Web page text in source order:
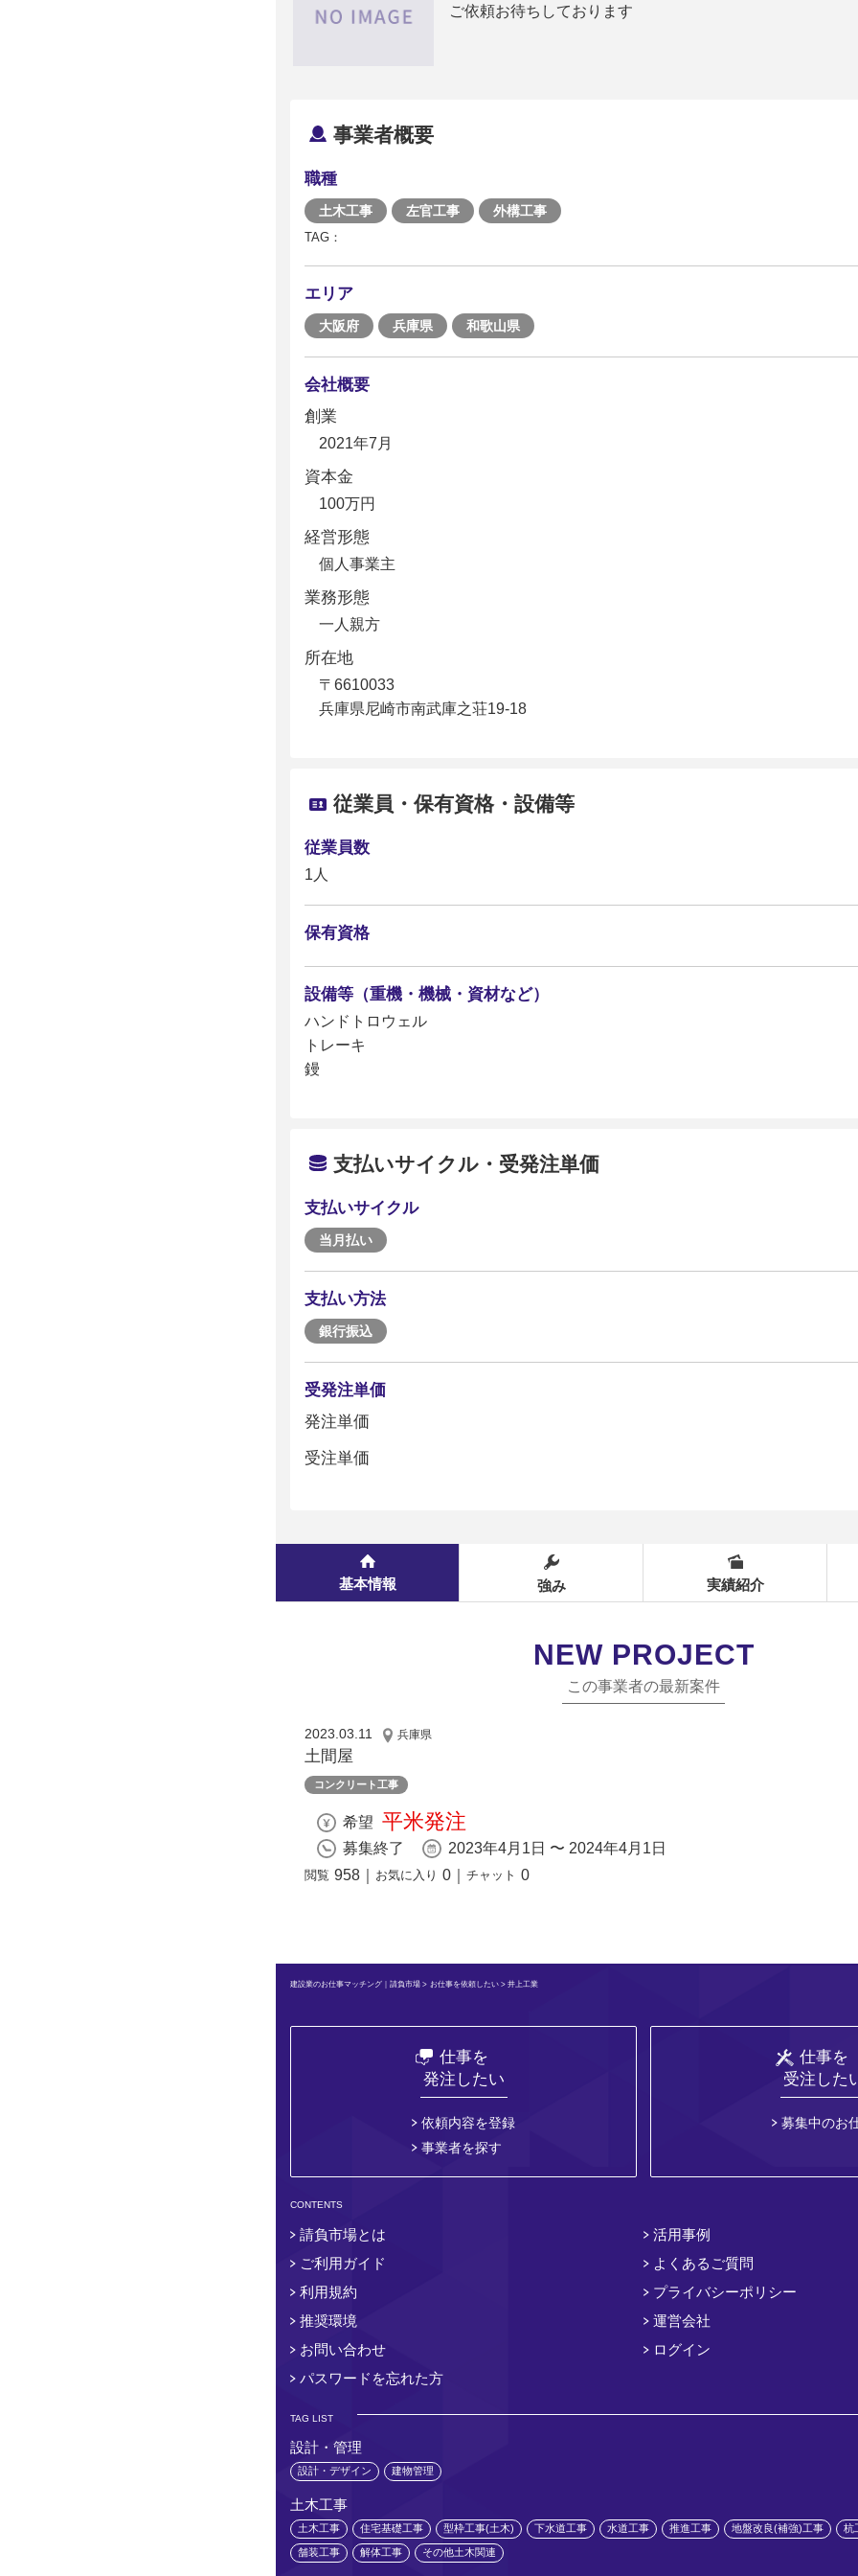
ご依頼お待ちしております
事業者概要
職種
土木工事 左官工事 外構工事
TAG：
エリア
大阪府 兵庫県 和歌山県
会社概要
創業
2021年7月
資本金
100万円
経営形態
個人事業主
業務形態
一人親方
所在地
〒6610033
兵庫県尼崎市南武庫之荘19-18
従業員・保有資格・設備等
従業員数
1人
保有資格
設備等（重機・機械・資材など）
ハンドトロウェル
トレーキ
鏝
支払いサイクル・受発注単価
支払いサイクル
当月払い
支払い方法
銀行振込
受発注単価
発注単価
受注単価
基本情報 強み 実績紹介
NEW PROJECT
この事業者の最新案件
2023.03.11 兵庫県
土間屋
コンクリート工事
希望 平米発注
募集終了 2023年4月1日 〜 2024年4月1日
閲覧 958 お気に入り 0 チャット 0
建設業のお仕事マッチング｜請負市場 > お仕事を依頼したい> 井上工業
仕事を
発注したい
依頼内容を登録
事業者を探す
仕事を
受注した
募集中のお
CONTENTS
請負市場とは
活用事例
ご利用ガイド
よくあるご質問
利用規約
プライバシーポリシー
推奨環境
運営会社
お問い合わせ
ログイン
パスワードを忘れた方
TAG LIST
設計・管理
設計・デザイン 建物管理
土木工事
土木工事 住宅基礎工事 型枠工事(土木) 下水道工事 水道工事 推進工事 地盤改良(補強)工事 杭
舗装工事 解体工事 その他土木関連